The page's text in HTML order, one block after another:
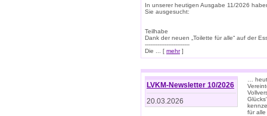
In unserer heutigen Ausgabe 11/2026
Sie ausgesucht:
Teilhabe
Dank der neuen „Toilette für alle“ auf der
-------------------------
Die ... [ mehr]
LVKM-Newsletter 10/2026
20.03.2026
…
für